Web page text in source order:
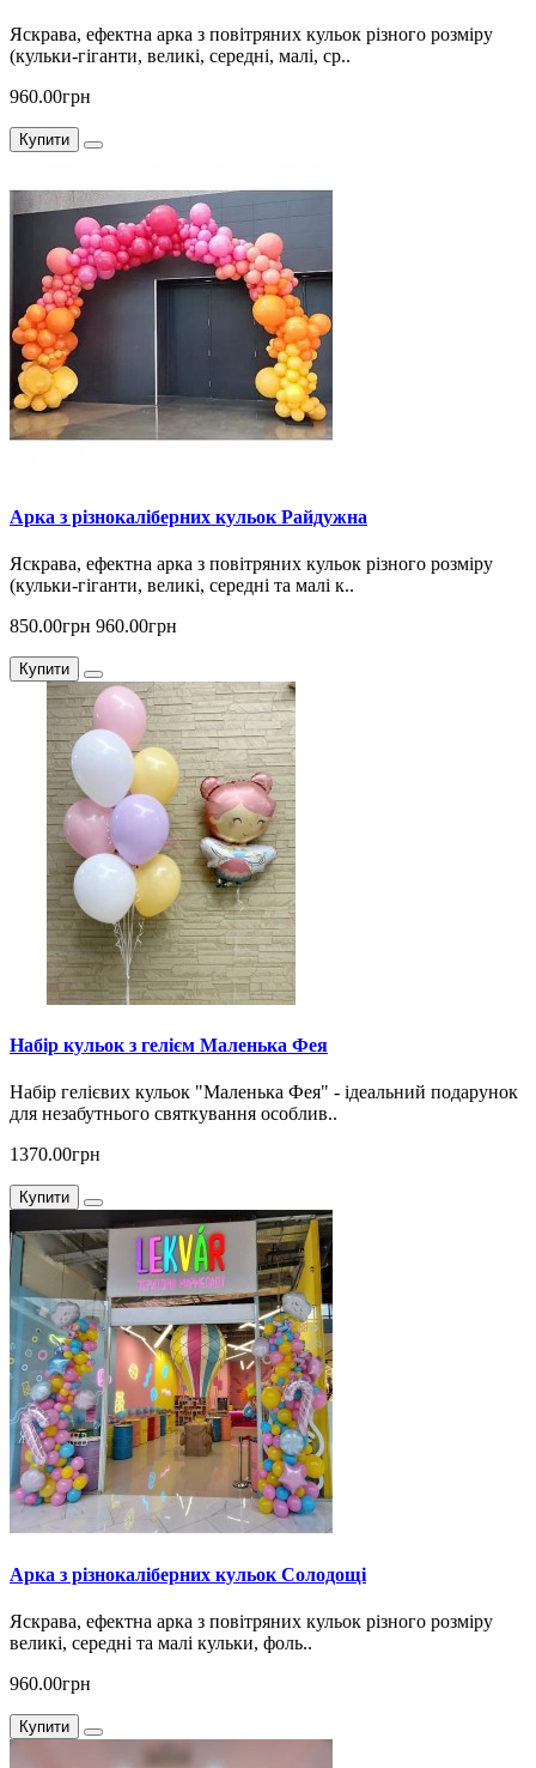
Яскрава, ефектна арка з повітряних кульок різного розміру
(кульки-гіганти, великі, середні, малі, ср..
960.00грн
Купити
Арка з різнокаліберних кульок Райдужна
Яскрава, ефектна арка з повітряних кульок різного розміру
(кульки-гіганти, великі, середні та малі к..
850.00грн 960.00грн
Купити
Набір кульок з гелієм Маленька Фея
Набір гелієвих кульок "Маленька Фея" - ідеальний подарунок
для незабутнього святкування особлив..
1370.00грн
Купити
Арка з різнокаліберних кульок Солодощі
Яскрава, ефектна арка з повітряних кульок різного розміру
великі, середні та малі кульки, фоль..
960.00грн
Купити